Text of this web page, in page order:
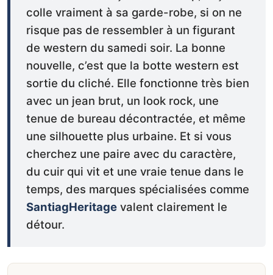
colle vraiment à sa garde-robe, si on ne
risque pas de ressembler à un figurant
de western du samedi soir. La bonne
nouvelle, c’est que la botte western est
sortie du cliché. Elle fonctionne très bien
avec un jean brut, un look rock, une
tenue de bureau décontractée, et même
une silhouette plus urbaine. Et si vous
cherchez une paire avec du caractère,
du cuir qui vit et une vraie tenue dans le
temps, des marques spécialisées comme
SantiagHeritage valent clairement le
détour.